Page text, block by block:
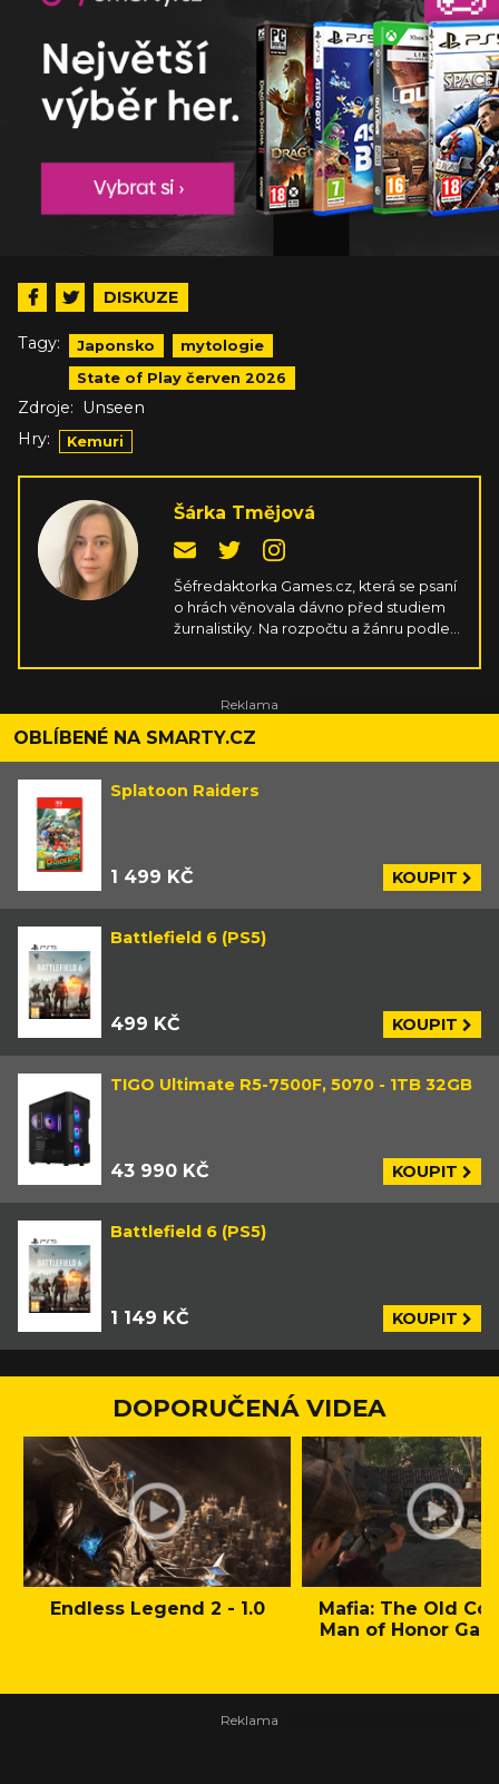
DISKUZE
Tagy: Japonsko
mytologie
State of Play červen 2026
Zdroje: Unseen
Hry:
Kemuri
Šárka Tmějová
Šéfredaktorka Games.cz, která se psaní
o hrách věnovala dávno před studiem
žurnalistiky. Na rozpočtu a žánru podle
především srdíčko, ale skvělá hratelnost
na gamepadu, jen aby si nemusela
pořád kupovat nové PC komponenty.
OBLÍBENÉ NA SMARTY.CZ
Splatoon Raiders
1 499 KČ KOUPIT
Battlefield 6 (PS5)
499 KČ KOUPIT
TIGO Ultimate R5-7500F, 5070 - 1TB 32GB
43 990 KČ KOUPIT
Battlefield 6 (PS5)
1 149 KČ KOUPIT
DOPORUČENÁ VIDEA
Endless Legend 2 - 1.0
Mafia: The Old
Man of Honor